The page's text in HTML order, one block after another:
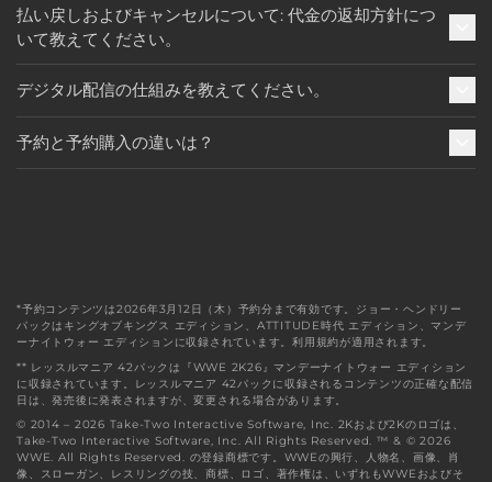
払い戻しおよびキャンセルについて: 代金の返却方針につ
いて教えてください。
デジタル配信の仕組みを教えてください。
予約と予約購入の違いは？
*予約コンテンツは2026年3月12日（木）予約分まで有効です。ジョー・ヘンドリー
パックはキングオブキングス エディション、ATTITUDE時代 エディション、マンデ
ーナイトウォー エディションに収録されています。利用規約が適用されます。
** レッスルマニア 42パックは『WWE 2K26』マンデーナイトウォー エディション
に収録されています。レッスルマニア 42パックに収録されるコンテンツの正確な配信
日は、発売後に発表されますが、変更される場合があります。
© 2014 – 2026 Take-Two Interactive Software, Inc. 2Kおよび2Kのロゴは、
Take-Two Interactive Software, Inc. All Rights Reserved. ™ & © 2026
WWE. All Rights Reserved. の登録商標です。WWEの興行、人物名、画像、肖
像、スローガン、レスリングの技、商標、ロゴ、著作権は、いずれもWWEおよびそ